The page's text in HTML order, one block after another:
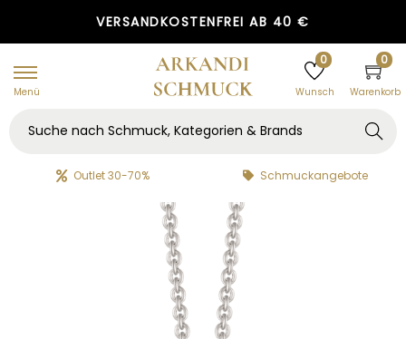
GRATIS GESCHENKVERPACKUNG
VERSANDKOSTENFREI AB 40 €
Menü
0
Wunsch
0
Warenkorb
Searc
Outlet 30-70% Schmuckangebote